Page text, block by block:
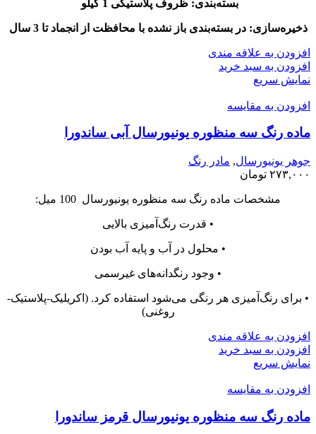
بسته‌بندی: ظروف پلاستیکی 1 کیلو
ذخیره‌سازی: در بسته‌بندی باز نشده با محافظت از انجماد تا 3 سال
افزودن به علاقه مندی
افزودن به سبد خرید
نمایش سریع
افزودن به مقایسه
ماده رنگ سه منظوره یونیورسال آبی ساندورا
جوهر یونیورسال, مادر رنگ
۲۷۳,۰۰۰ تومان
مشخصات ماده رنگ سه منظوره یونیورسال 100 میل:
• قدرت رنگ‌آمیزی بالایی
• محلول در آب و پایه آب بودن
• وجود رنگدانه‌های غیرسمی
• برای رنگ‌آمیزی هر رنگی می‌شود استفاده کرد. (اکریلیک-پلاستیک-
روغنی)
افزودن به علاقه مندی
افزودن به سبد خرید
نمایش سریع
افزودن به مقایسه
ماده رنگ سه منظوره یونیورسال قرمز ساندورا